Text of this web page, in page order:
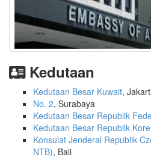
Kedutaan
Kedutaan Besar Kuwait,
No. 2, Surabaya
Kedutaan Besar Republik
Kedutaan Besar Republik
Konsulat Jenderal Republik
NTB), Bali